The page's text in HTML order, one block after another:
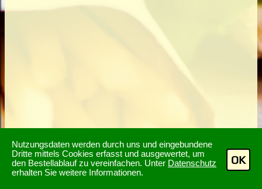
Nutzungsdaten werden durch uns und eingebundene
Dritte mittels Cookies erfasst und ausgewertet, um
den Bestellablauf zu vereinfachen. Unter Datenschutz
erhalten Sie weitere Informationen.
OK